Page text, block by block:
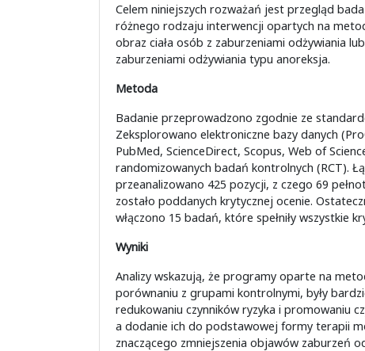
Celem niniejszych rozważań jest przegląd
różnego rodzaju interwencji opartych na
obraz ciała osób z zaburzeniami odżywiania
zaburzeniami odżywiania typu anoreksja.
Metoda
Badanie przeprowadzono zgodnie ze
Zeksplorowano elektroniczne bazy danych
PubMed, ScienceDirect, Scopus, Web of
randomizowanych badań kontrolnych (RCT).
przeanalizowano 425 pozycji, z czego 69
zostało poddanych krytycznej ocenie.
włączono 15 badań, które spełniły wszystkie
Wyniki
Analizy wskazują, że programy oparte na
porównaniu z grupami kontrolnymi, były
redukowaniu czynników ryzyka i promowaniu
a dodanie ich do podstawowej formy terapii
znaczącego zmniejszenia objawów zaburzeń